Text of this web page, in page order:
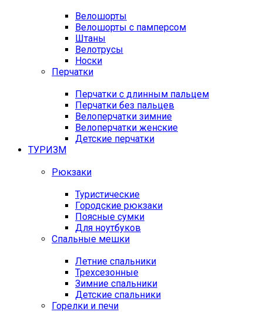
Велошорты
Велошорты с памперсом
Штаны
Велотрусы
Носки
Перчатки
Перчатки с длинным пальцем
Перчатки без пальцев
Велоперчатки зимние
Велоперчатки женские
Детские перчатки
ТУРИЗМ
Рюкзаки
Туристические
Городские рюкзаки
Поясные сумки
Для ноутбуков
Спальные мешки
Летние спальники
Трехсезонные
Зимние спальники
Детские спальники
Горелки и печи